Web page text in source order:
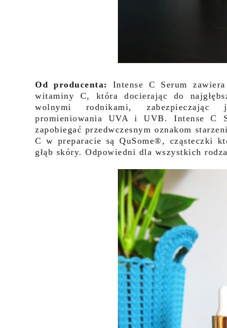
Od producenta:
Intense C Serum
witaminy C, która docierając do
wolnymi rodnikami, zabezpieczając
promieniowania UVA i UVB. Intense C
zapobiegać przedwczesnym oznakom
C w preparacie są QuSome®, cząsteczki
głąb skóry. Odpowiedni dla wszystkich